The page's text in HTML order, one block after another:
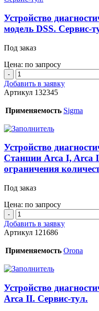
Устройство
модель DSS. Сервис-
Под заказ
Цена: по запросу
Количество
товара
Устройство
диагностическое
OPP-
лифта.
модель
DSS.
Сервис-
тул.
Добавить в заявку
Артикул 132345
Применяемость Sigma
Устройство
Станции Arca I, Arca
ограничения
Под заказ
Цена: по запросу
Количество
товара
Устройство
диагностическое
RT-
лифта.
Станции
Arca
I,
Arca
Добавить в заявку
Артикул 121686
Применяемость Orona
Устройство
Arca II. Сервис-тул.